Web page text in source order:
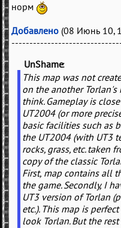
норм
Добавлено (08 Июнь 10,
UnShame
This map was not
on the another Torlan's
think. Gameplay is
UT2004 (or more
basic facilities such as
the UT2004 (with UT3
rocks, grass, etc. taken
copy of the classic
First, map contains all
the game. Secondly, I
UT3 version of Torlan
etc.). This map is
look Torlan. But the